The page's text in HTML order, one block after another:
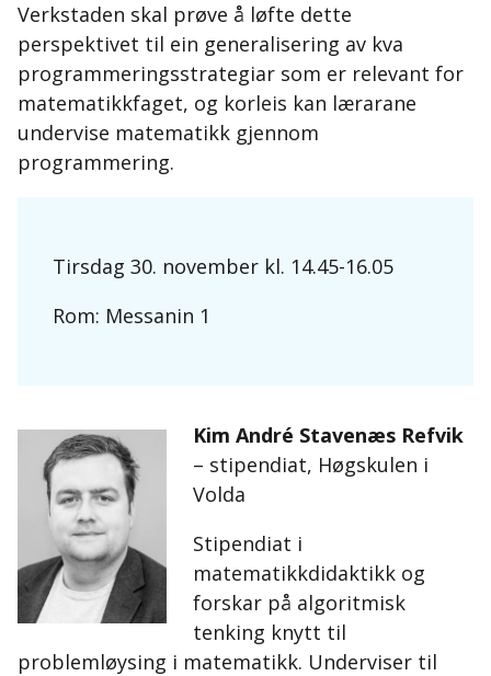
Verkstaden skal prøve å løfte dette
perspektivet til ein generalisering av kva
programmeringsstrategiar som er relevant for
matematikkfaget, og korleis kan lærarane
undervise matematikk gjennom
programmering.
Tirsdag 30. november kl. 14.45-16.05
Rom: Messanin 1
Kim André Stavenæs Refvik
– stipendiat, Høgskulen i
Volda
Stipendiat i
matematikkdidaktikk og
forskar på algoritmisk
tenking knytt til
problemløysing i matematikk. Underviser til